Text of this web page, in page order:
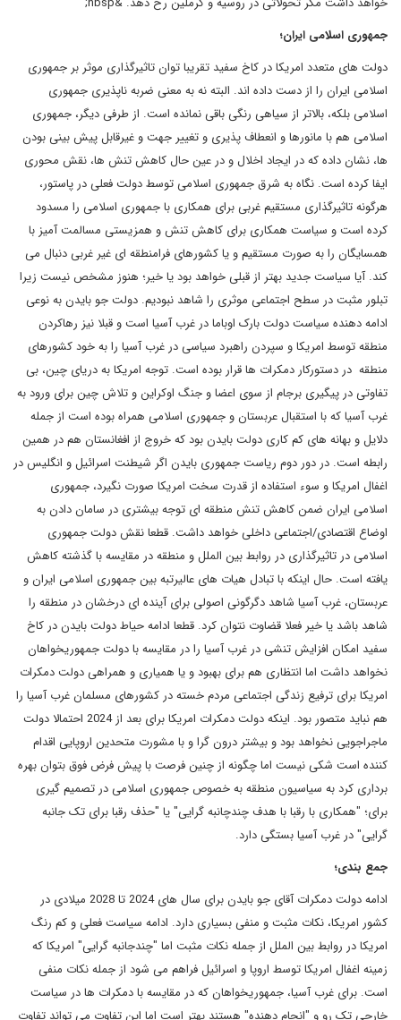
جمهوری اسلامی ایران؛
دولت های متعدد امریکا در کاخ سفید تقریبا توان تاثیرگذاری موثر بر جمهوری
اسلامی ایران را از دست داده اند. البته نه به معنی ضربه ناپذیری جمهوری
اسلامی بلکه، بالاتر از سیاهی رنگی باقی نمانده است. از طرفی دیگر، جمهوری
اسلامی هم با مانورها و انعطاف پذیری و تغییر جهت و غیرقابل پیش بینی بودن
ها، نشان داده که در ایجاد اخلال و در عین حال کاهش تنش ها، نقش محوری
ایفا کرده است. نگاه به شرق جمهوری اسلامی توسط دولت فعلی در پاستور،
هرگونه تاثیرگذاری مستقیم غربی برای همکاری با جمهوری اسلامی را مسدود
کرده است و سیاست همکاری برای کاهش تنش و همزیستی مسالمت آمیز با
همسایگان را به صورت مستقیم و یا کشورهای فرامنطقه ای غیر غربی دنبال می
کند. آیا سیاست جدید بهتر از قبلی خواهد بود یا خیر؛ هنوز مشخص نیست زیرا
تبلور مثبت در سطح اجتماعی موثری را شاهد نبودیم. دولت جو بایدن به نوعی
ادامه دهنده سیاست دولت بارک اوباما در غرب آسیا است و قبلا نیز رهاکردن
منطقه توسط امریکا و سپردن راهبرد سیاسی در غرب آسیا را به خود کشورهای
منطقه در دستورکار دمکرات ها قرار بوده است. توجه امریکا به دریای چین، بی
تفاوتی در پیگیری برجام از سوی اعضا و جنگ اوکراین و تلاش چین برای ورود به
غرب آسیا که با استقبال عربستان و جمهوری اسلامی همراه بوده است از جمله
دلایل و بهانه های کم کاری دولت بایدن بود که خروج از افغانستان هم در همین
رابطه است. در دور دوم ریاست جمهوری بایدن اگر شیطنت اسرائیل و انگلیس در
اغفال امریکا و سوء استفاده از قدرت سخت امریکا صورت نگیرد، جمهوری
اسلامی ایران ضمن کاهش تنش منطقه ای توجه بیشتری در سامان دادن به
اوضاع اقتصادی/اجتماعی داخلی خواهد داشت. قطعا نقش دولت جمهوری
اسلامی در تاثیرگذاری در روابط بین الملل و منطقه در مقایسه با گذشته کاهش
یافته است. حال اینکه با تبادل هیات های عالیرتبه بین جمهوری اسلامی ایران و
عربستان، غرب آسیا شاهد دگرگونی اصولی برای آینده ای درخشان در منطقه را
شاهد باشد یا خیر فعلا قضاوت نتوان کرد. قطعا ادامه حیاط دولت بایدن در کاخ
سفید امکان افزایش تنشی در غرب آسیا را در مقایسه با دولت جمهوریخواهان
نخواهد داشت اما انتظاری هم برای بهبود و یا همیاری و همراهی دولت دمکرات
امریکا برای ترفیع زندگی اجتماعی مردم خسته در کشورهای مسلمان غرب آسیا را
هم نباید متصور بود. اینکه دولت دمکرات امریکا برای بعد از 2024 احتمالا دولت
ماجراجویی نخواهد بود و بیشتر درون گرا و با مشورت متحدین اروپایی اقدام
کننده است شکی نیست اما چگونه از چنین فرصت با پیش فرض فوق بتوان بهره
برداری کرد به سیاسیون منطقه به خصوص جمهوری اسلامی در تصمیم گیری
برای؛ "همکاری با رقبا با هدف چندچانبه گرایی" یا "حذف رقبا برای تک جانبه
گرایی" در غرب آسیا بستگی دارد.
جمع بندی؛
ادامه دولت دمکرات آقای جو بایدن برای سال های 2024 تا 2028 میلادی در
کشور امریکا، نکات مثبت و منفی بسیاری دارد. ادامه سیاست فعلی و کم رنگ
امریکا در روابط بین الملل از جمله نکات مثبت اما "چندجانبه گرایی" امریکا که
زمینه اغفال امریکا توسط اروپا و اسرائیل فراهم می شود از جمله نکات منفی
است. برای غرب آسیا، جمهوریخواهان که در مقایسه با دمکرات ها در سیاست
خارجی تک رو و "انجام دهنده" هستند بهتر است اما این تفاوت می تواند تفاوت